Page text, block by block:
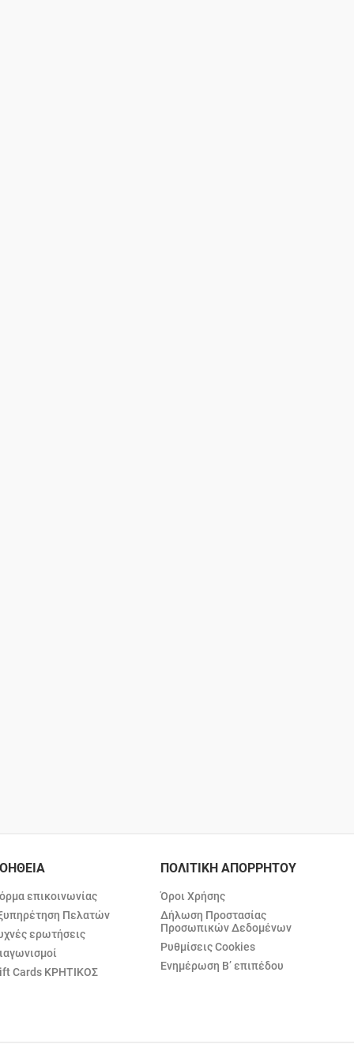
επικοινωνίας
Πελατών
ερωτήσεις
Cards ΚΡΗΤΙΚΟΣ
ΠΟΛΙΤΙΚΗ ΑΠΟΡΡΗΤΟΥ
Όροι Χρήσης
Δήλωση Προστασίας
Προσωπικών Δεδομένων
Ρυθμίσεις Cookies
Ενημέρωση Β’ επιπέδου